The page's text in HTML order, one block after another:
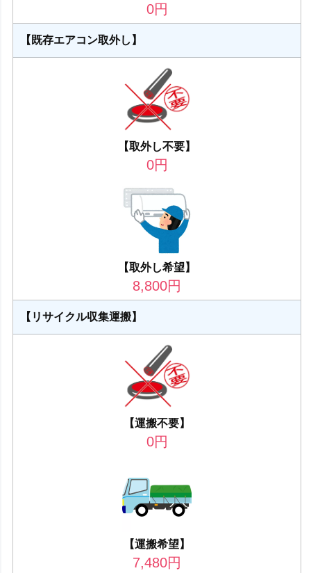
0円
【既存エアコン取外し】
【取外し不要】
0円
【取外し希望】
8,800円
【リサイクル収集運搬】
【運搬不要】
0円
【運搬希望】
7,480円